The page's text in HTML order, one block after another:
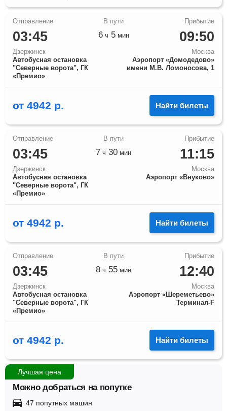
03:45
Дзержинск
Автобусная остановка
"Северные ворота", ГК
«Премио»
09:50
Москва
Аэропорт «Домодедово»
имени М.В. Ломоносова, 1
6ч 5мин
от 4942 р. Найти билеты
03:45
Дзержинск
Автобусная остановка
"Северные ворота", ГК
«Премио»
11:15
Москва
Аэропорт «Внуково»
7 ч 30 мин
от 4942 р. Найти билеты
03:45
Дзержинск
Автобусная остановка
"Северные ворота", ГК
«Премио»
12:40
Москва
Аэропорт «Шереметьево»
Терминал-F
8 ч 55 мин
от 4942 р. Найти билеты
Лучшая цена
Можно добраться на попутке
47 попутных машин